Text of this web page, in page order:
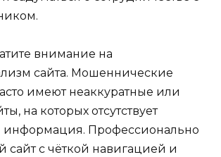
внимание на
сайта. Мошеннические
имеют неаккуратные или
на которых отсутствует
информация. Профессионально
с чёткой навигацией и